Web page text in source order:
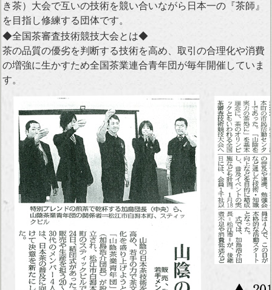
き茶）大会で互いの技術を競い合いながら日本一の『茶師』
を目指し修練する団体です。
◆全国茶審査技術競技大会とは◆
茶の品質の優劣を判断する技術を高め、取引の合理化や消費
の増強に生かすため全国茶業連合青年団が毎年開催していま
す。